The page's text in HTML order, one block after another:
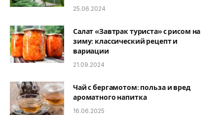
25.06.2024
Салат «Завтрак туриста» с рисом на
зиму: классический рецепт и
вариации
21.09.2024
Чай с бергамотом: польза и вред
ароматного напитка
16.06.2025